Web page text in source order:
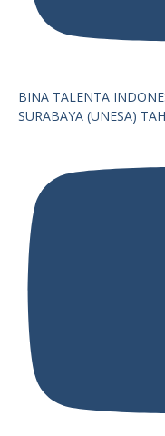
BINA TALENTA
SURABAYA (UNESA)